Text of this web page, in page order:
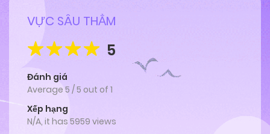
VỰC SÂU THẲM
5
Đánh giá
Average 5 /5 out of 1
Xếp hạng
N/A, it has 5959 views